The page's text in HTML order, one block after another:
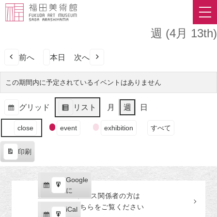
週 (4月 13th)
前へ 本日 次へ
この期間内に予定されているイベントはありません
グリッド
表
リスト
表
月 週 日
ン
の
カ
テ
ゴ
close event exhibition すべて
印刷
示
Google
で
購
読
iCal
Google
に
エ
ク
ス
iCal
プレス関係者の方は
こちらをご覧ください